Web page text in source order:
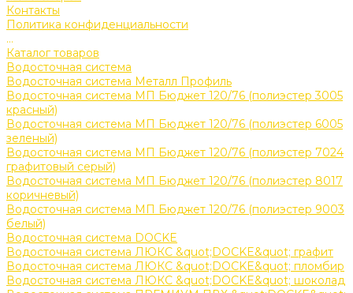
Контакты
Политика конфиденциальности
...
Каталог товаров
Водосточная система
Водосточная система Металл Профиль
Водосточная система МП Бюджет 120/76 (полиэстер 3005
красный)
Водосточная система МП Бюджет 120/76 (полиэстер 6005
зеленый)
Водосточная система МП Бюджет 120/76 (полиэстер 7024
графитовый серый)
Водосточная система МП Бюджет 120/76 (полиэстер 8017
коричневый)
Водосточная система МП Бюджет 120/76 (полиэстер 9003
белый)
Водосточная система DOCKE
Водосточная система ЛЮКС &quot;DOCKE&quot; графит
Водосточная система ЛЮКС &quot;DOCKE&quot; пломбир
Водосточная система ЛЮКС &quot;DOCKE&quot; шоколад